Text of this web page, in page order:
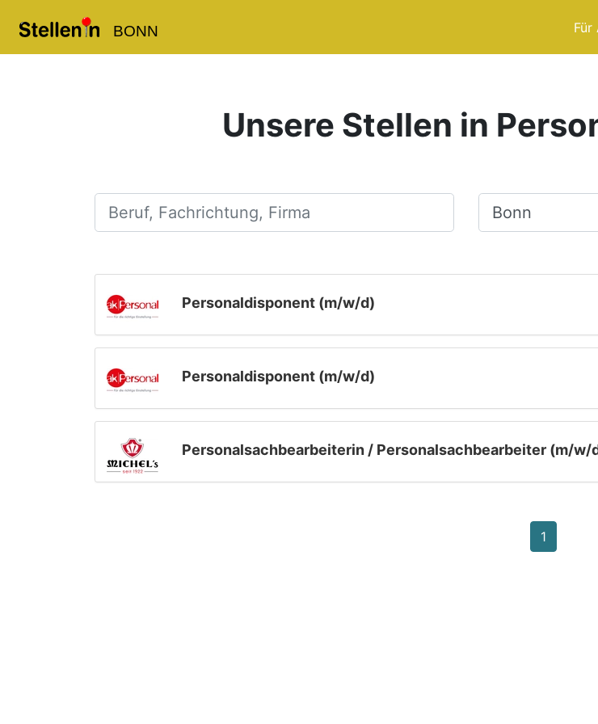
BONN Für
Unsere Stellen in
Beruf, Fachrichtung, Firma Ort, Stadt
Personaldisponent (m/w/d)
Personaldisponent (m/w/d)
Personalsachbearbeiterin / Personalsachbearbeiter (m/w/
1